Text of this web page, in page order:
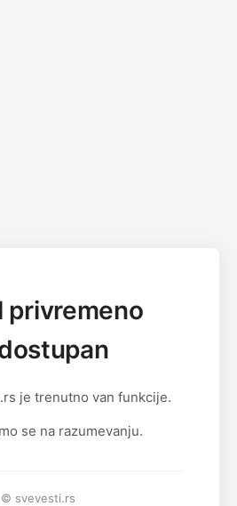
privremeno
je trenutno van funkcije.
se na razumevanju.
© svevesti.rs